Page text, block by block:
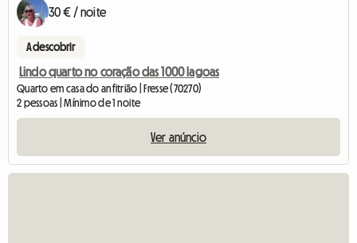
30 € / noite
A descobrir
Lindo quarto no coração das 1000 lagoas
Quarto em casa do anfitrião | Fresse (70270)
2 pessoas | Mínimo de 1 noite
Ver anúncio